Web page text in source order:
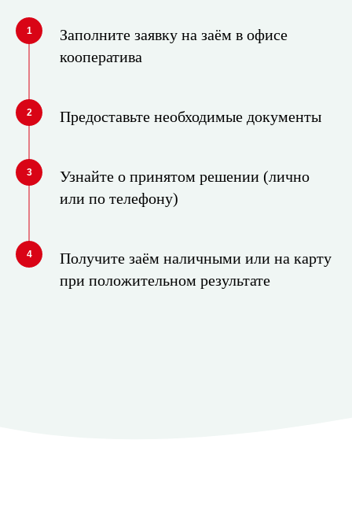
1
Заполните заявку на заём в офисе
кооператива
2 Предоставьте необходимые документы
3
Узнайте о принятом решении (лично
или по телефону)
4
Получите заём наличными или на карту
при положительном результате